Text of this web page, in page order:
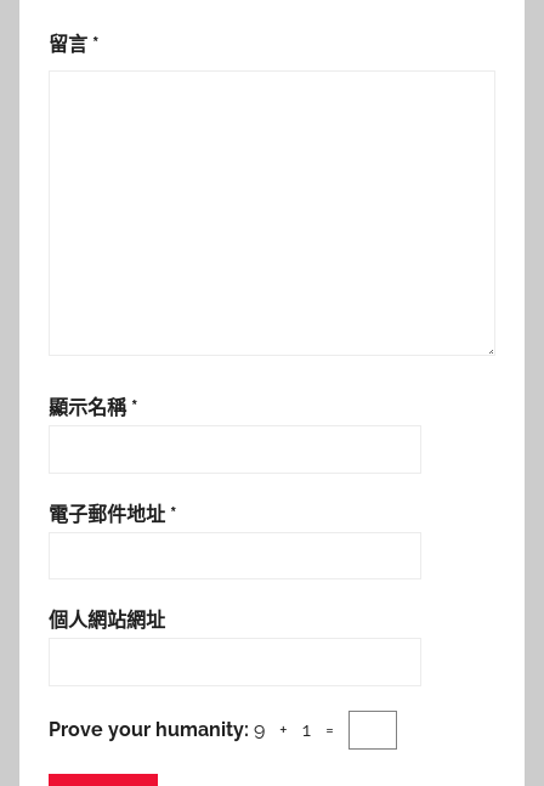
留言 *
顯示名稱 *
電子郵件地址 *
個人網站網址
Prove your humanity: 9 + 1 =